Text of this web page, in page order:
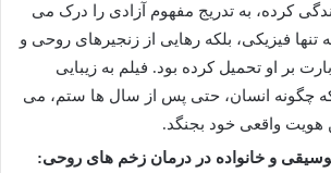
کرده، به تدریج مفهوم آزادی را درک می
تنها فیزیکی، بلکه رهایی از زنجیرهای روحی و
بر او تحمیل کرده بود. فیلم به زیبایی
چگونه انسان، حتی پس از سال ها ستم، می
هویت واقعی خود بجنگد.
و خانواده در درمان زخم های روحی: